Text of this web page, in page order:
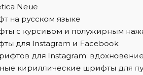
Neue
на русском языке
с курсивом и полужирным
для Instagram и Facebook
для Instagram:
кириллические шрифты для